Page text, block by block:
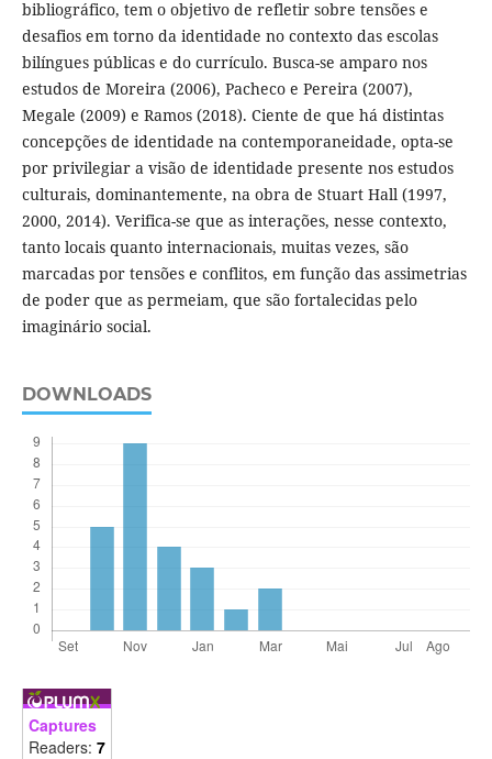
bibliográfico, tem o objetivo de refletir sobre tensões e
desafios em torno da identidade no contexto das escolas
bilíngues públicas e do currículo. Busca-se amparo nos
estudos de Moreira (2006), Pacheco e Pereira (2007),
Megale (2009) e Ramos (2018). Ciente de que há distintas
concepções de identidade na contemporaneidade, opta-se
por privilegiar a visão de identidade presente nos estudos
culturais, dominantemente, na obra de Stuart Hall (1997,
2000, 2014). Verifica-se que as interações, nesse contexto,
tanto locais quanto internacionais, muitas vezes, são
marcadas por tensões e conflitos, em função das assimetrias
de poder que as permeiam, que são fortalecidas pelo
imaginário social.
DOWNLOADS
Captures
Readers: 7